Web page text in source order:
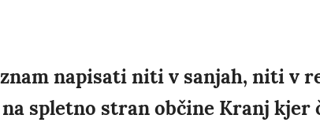
znam napisati niti v sanjah, niti v
spletno stran občine Kranj kjer